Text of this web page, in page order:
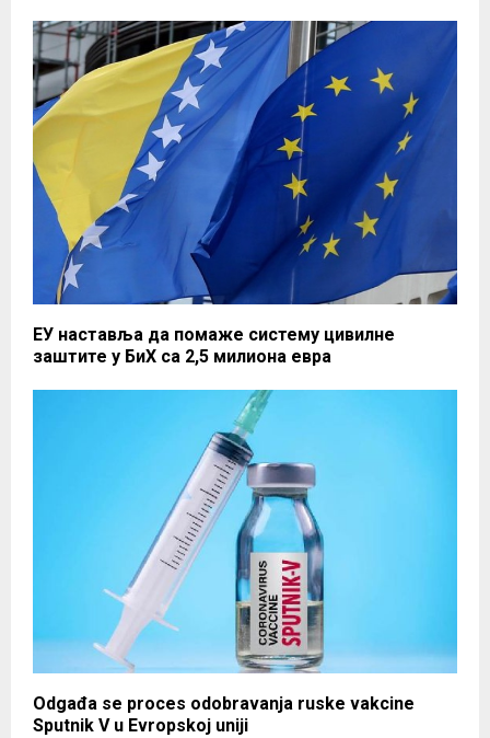
ЕУ наставља да помаже систему цивилне
заштите у БиХ са 2,5 милиона евра
Odgađa se proces odobravanja ruske vakcine
Sputnik V u Evropskoj uniji